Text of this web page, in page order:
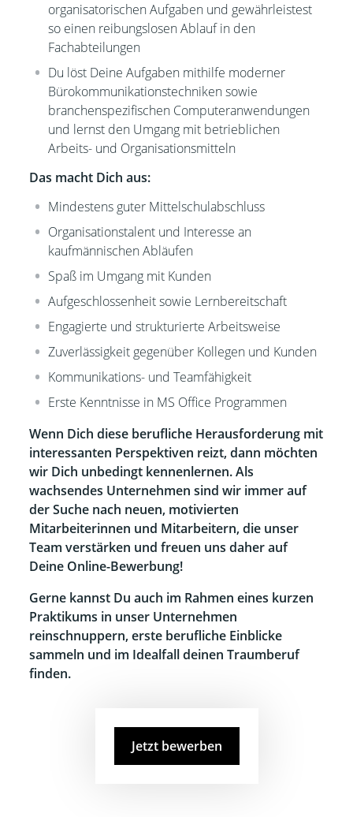
organisatorischen Aufgaben und gewährleistest
so einen reibungslosen Ablauf in den
Fachabteilungen
Du löst Deine Aufgaben mithilfe moderner
Bürokommunikationstechniken sowie
branchenspezifischen Computeranwendungen
und lernst den Umgang mit betrieblichen
Arbeits- und Organisationsmitteln
Das macht Dich aus:
Mindestens guter Mittelschulabschluss
Organisationstalent und Interesse an
kaufmännischen Abläufen
Spaß im Umgang mit Kunden
Aufgeschlossenheit sowie Lernbereitschaft
Engagierte und strukturierte Arbeitsweise
Zuverlässigkeit gegenüber Kollegen und Kunden
Kommunikations- und Teamfähigkeit
Erste Kenntnisse in MS Office Programmen
Wenn Dich diese berufliche Herausforderung mit
interessanten Perspektiven reizt, dann möchten
wir Dich unbedingt kennenlernen. Als
wachsendes Unternehmen sind wir immer auf
der Suche nach neuen, motivierten
Mitarbeiterinnen und Mitarbeitern, die unser
Team verstärken und freuen uns daher auf
Deine Online-Bewerbung!
Gerne kannst Du auch im Rahmen eines kurzen
Praktikums in unser Unternehmen
reinschnuppern, erste berufliche Einblicke
sammeln und im Idealfall deinen Traumberuf
finden.
Jetzt bewerben